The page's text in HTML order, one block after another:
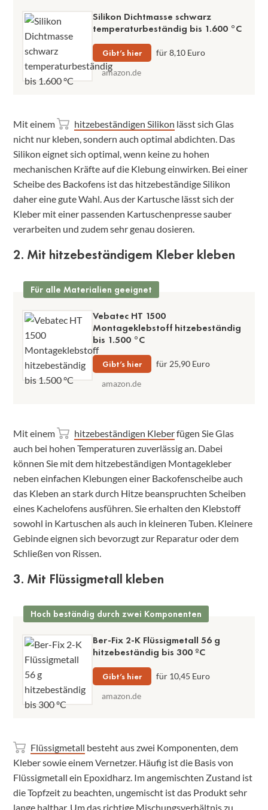
Silikon Dichtmasse schwarz
temperaturbeständig bis 1.600 °C
Gibt’s hier
für 8,10 Euro
amazon.de
Mit einem hitzebeständigen Silikon lässt sich Glas
nicht nur kleben, sondern auch optimal abdichten. Das
Silikon eignet sich optimal, wenn keine zu hohen
mechanischen Kräfte auf die Klebung einwirken. Bei einer
Scheibe des Backofens ist das hitzebeständige Silikon
daher eine gute Wahl. Aus der Kartusche lässt sich der
Kleber mit einer passenden Kartuschenpresse sauber
verarbeiten und zudem sehr genau dosieren.
2. Mit hitzebeständigem Kleber kleben
Für alle Materialien geeignet
Vebatec HT 1500
Montageklebstoff hitzebeständig
bis 1.500 °C
Gibt’s hier
für 25,90 Euro
amazon.de
Mit einem hitzebeständigen Kleberfügen Sie Glas
auch bei hohen Temperaturen zuverlässig an. Dabei
können Sie mit dem hitzebeständigen Montagekleber
neben einfachen Klebungen einer Backofenscheibe auch
das Kleben an stark durch Hitze beanspruchten Scheiben
eines Kachelofens ausführen. Sie erhalten den Klebstoff
sowohl in Kartuschen als auch in kleineren Tuben. Kleinere
Gebinde eignen sich bevorzugt zur Reparatur oder dem
Schließen von Rissen.
3. Mit Flüssigmetall kleben
Hoch beständig durch zwei Komponenten
Ber-Fix 2-K Flüssigmetall 56 g
hitzebeständig bis 300 ºC
Gibt’s hier
für 10,45 Euro
amazon.de
Flüssigmetall besteht aus zwei Komponenten, dem
Kleber sowie einem Vernetzer. Häufig ist die Basis von
Flüssigmetall ein Epoxidharz. Im angemischten Zustand ist
die Topfzeit zu beachten, ungemischt ist das Produkt sehr
lange haltbar. Um das richtige Mischungsverhältnis zu